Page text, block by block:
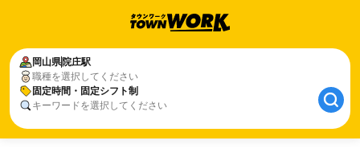
岡山県 院庄駅
職種を選択してください
固定時間・固定シフト制
キーワードを選択してください